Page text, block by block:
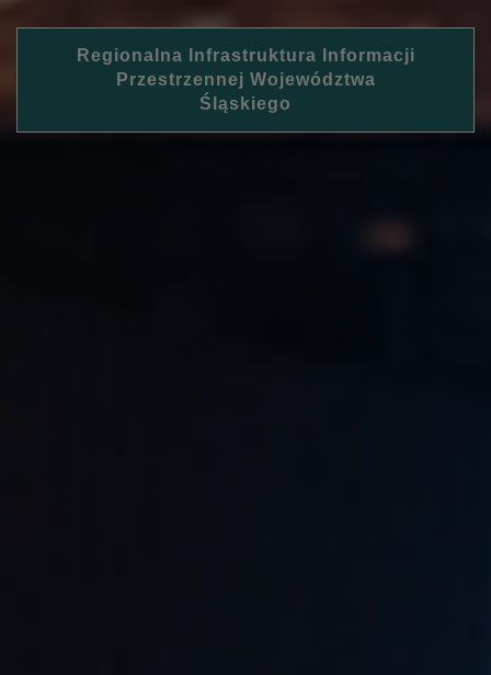
Regionalna Infrastruktura Informacji
Przestrzennej Województwa
Śląskiego